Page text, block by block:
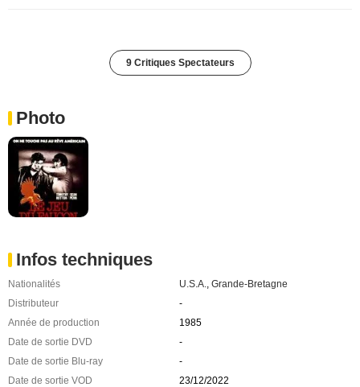
9 Critiques Spectateurs
Photo
Infos techniques
Nationalités U.S.A.
Grande-Bretagne
Distributeur
-
Année de production
1985
Date de sortie DVD
-
Date de sortie Blu-ray
-
Date de sortie VOD
23/12/2022